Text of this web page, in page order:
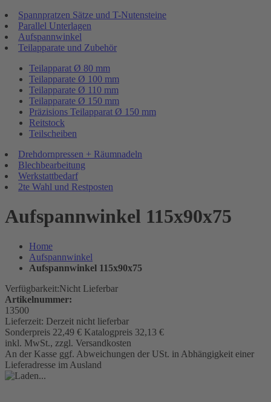
Spannpratzen Sätze und T-Nutensteine
Parallel Unterlagen
Aufspannwinkel
Teilapparate und Zubehör
Teilapparat Ø 80 mm
Teilapparate Ø 100 mm
Teilapparate Ø 110 mm
Teilapparate Ø 150 mm
Präzisions Teilapparat Ø 150 mm
Reitstock
Teilscheiben
Drehdornpressen + Räumnadeln
Blechbearbeitung
Werkstattbedarf
2te Wahl und Restposten
Aufspannwinkel 115x90x75
Home
Aufspannwinkel
Aufspannwinkel 115x90x75
Verfügbarkeit:Nicht Lieferbar
Artikelnummer:
13500
Lieferzeit: Derzeit nicht lieferbar
Sonderpreis 22,49 € Katalogpreis 32,13 €
inkl. MwSt., zzgl. Versandkosten
An der Kasse ggf. Abweichungen der USt. in Abhängigkeit einer
Lieferadresse im Ausland